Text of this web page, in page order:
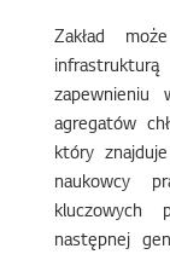
Zakład
zapewnieniu
agregatów
który
naukowcy
kluczowych
następnej